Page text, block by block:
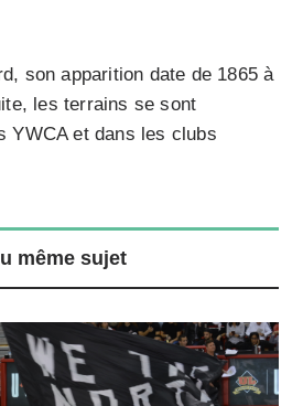
son apparition date de 1865 à
les terrains se sont
YWCA et dans les clubs
même sujet